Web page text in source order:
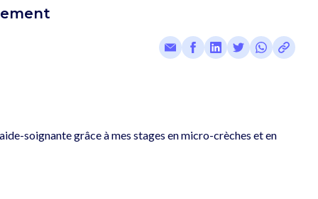
soignante grâce à mes stages en micro-crèches et en